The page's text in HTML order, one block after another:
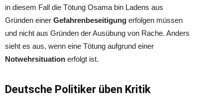
in diesem Fall die Tötung Osama bin Ladens aus
Gründen einer Gefahrenbeseitigung erfolgen müssen
und nicht aus Gründen der Ausübung von Rache. Anders
sieht es aus, wenn eine Tötung aufgrund einer
Notwehrsituation erfolgt ist.
Deutsche Politiker üben Kritik